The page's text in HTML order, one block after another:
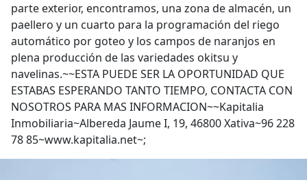
parte exterior, encontramos, una zona de almacén, un
paellero y un cuarto para la programación del riego
automático por goteo y los campos de naranjos en
plena producción de las variedades okitsu y
navelinas.~~ESTA PUEDE SER LA OPORTUNIDAD QUE
ESTABAS ESPERANDO TANTO TIEMPO, CONTACTA CON
NOSOTROS PARA MAS INFORMACION~~Kapitalia
Inmobiliaria~Albereda Jaume I, 19, 46800 Xativa~96 228
78 85~www.kapitalia.net~;